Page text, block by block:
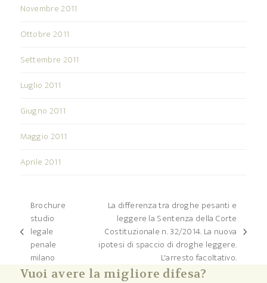
Novembre 2011
Ottobre 2011
Settembre 2011
Luglio 2011
Giugno 2011
Maggio 2011
Aprile 2011
post
precedente:
Brochure
studio
legale
penale
milano
articolo
successivo:
La differenza tra droghe pesanti e
leggere la Sentenza della Corte
Costituzionale n. 32/2014. La nuova
ipotesi di spaccio di droghe leggere.
L'arresto facoltativo.
Vuoi avere la migliore difesa?